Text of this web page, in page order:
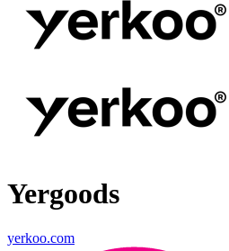
Yergoods
yerkoo.com